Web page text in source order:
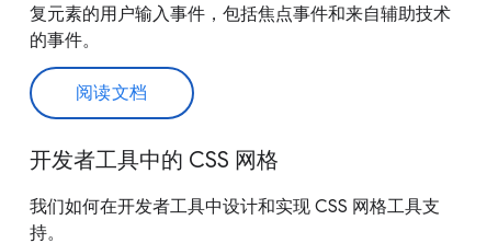
复元素的用户输入事件，包括焦点事件和来自辅助技术
的事件。
阅读文档
开发者工具中的 CSS 网格
我们如何在开发者工具中设计和实现 CSS 网格工具支
持。